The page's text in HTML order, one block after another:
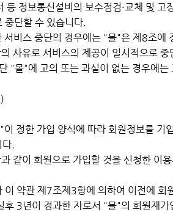
정보통신설비의 보수점검·교체 및 고
중단할 수 있습니다.
비스 중단의 경우에는 "몰"은 제8조에
사유로 서비스의 제공이 일시적으로
"몰"에 고의 또는 과실이 없는 경우에는
정한 가입 양식에 따라 회원정보를 기
다.
같이 회원으로 가입할 것을 신청한 이
이 약관 제7조제3항에 의하여 이전에
후 3년이 경과한 자로서 "몰"의 회원재